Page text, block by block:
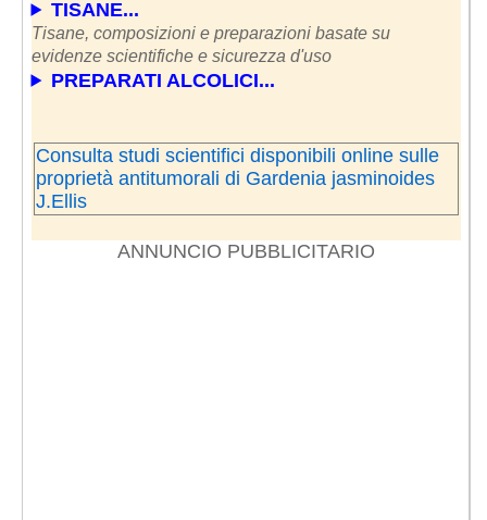
TISANE...
Tisane, composizioni e preparazioni basate su
evidenze scientifiche e sicurezza d'uso
PREPARATI ALCOLICI...
Consulta studi scientifici disponibili online sulle
proprietà antitumorali di Gardenia jasminoides
J.Ellis
ANNUNCIO PUBBLICITARIO